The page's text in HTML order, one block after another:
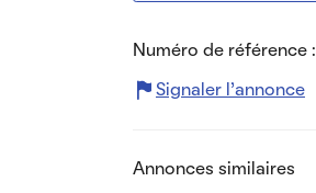
Numéro de référence :
Signaler l’annonce
Annonces similaires